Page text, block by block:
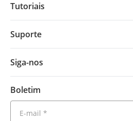
Tutoriais
Suporte
Siga-nos
Boletim